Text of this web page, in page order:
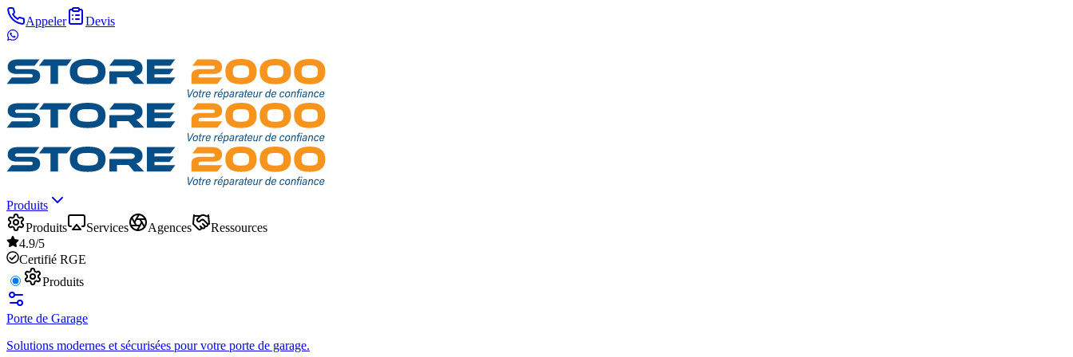
Appeler Devis
Produits
Produits
Services Agences
Ressources
4.9/5
Certifié RGE
Produits
Porte de Garage
Solutions modernes et sécurisées pour votre porte de garage.